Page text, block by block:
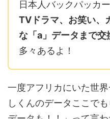
日本人バックパッカー
TVドラマ、お笑い、
な「a」データまで交
多々あるよ！
一度アフリカにいた世
しくんのデータここで